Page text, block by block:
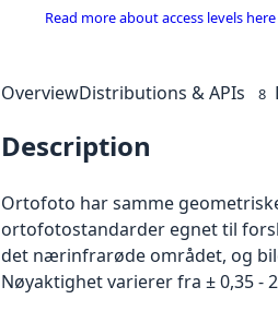
Read more about access levels here
OverviewDistributions & APIs 8
Description
Ortofoto har samme
ortofotostandarder egnet til
det nærinfrarøde området, og
Nøyaktighet varierer fra ± 0,35 -